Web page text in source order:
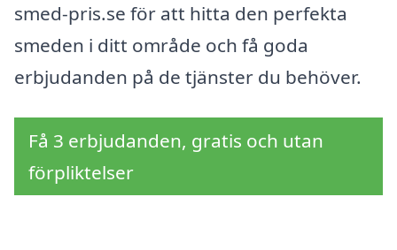
smed-pris.se för att hitta den perfekta
smeden i ditt område och få goda
erbjudanden på de tjänster du behöver.
Få 3 erbjudanden, gratis och utan
förpliktelser